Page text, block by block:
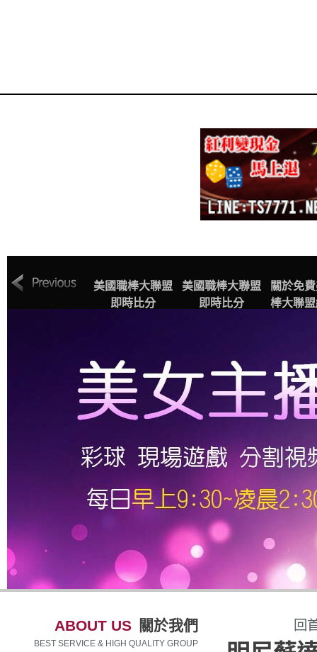
MLB美國職棒大
美國職棒大聯盟
即時比分
美國職棒大聯盟
即時比分
關於免
棒大聯
ABOUT US 關於我們
BEST SERVICE & HIGH QUALITY GROUP
回